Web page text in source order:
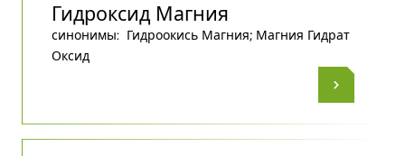
Гидроксид Магния
синонимы: Гидроокись Магния; Магния Гидрат
Оксид